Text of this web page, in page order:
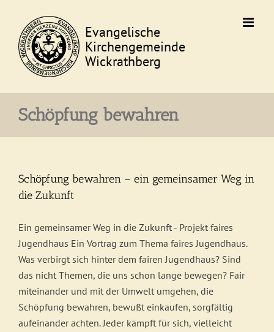
content
Schöpfung bewahren
Schöpfung bewahren – ein gemeinsamer Weg in
die Zukunft
Ein gemeinsamer Weg in die Zukunft - Projekt faires
Jugendhaus Ein Vortrag zum Thema faires Jugendhaus.
Was verbirgt sich hinter dem fairen Jugendhaus? Sind
das nicht Themen, die uns schon lange bewegen? Fair
miteinander und mit der Umwelt umgehen, die
Schöpfung bewahren, bewußt einkaufen, sorgfältig
aufeinander achten. Jeder kämpft für sich, vielleicht